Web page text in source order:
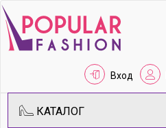
Вход
КАТАЛОГ